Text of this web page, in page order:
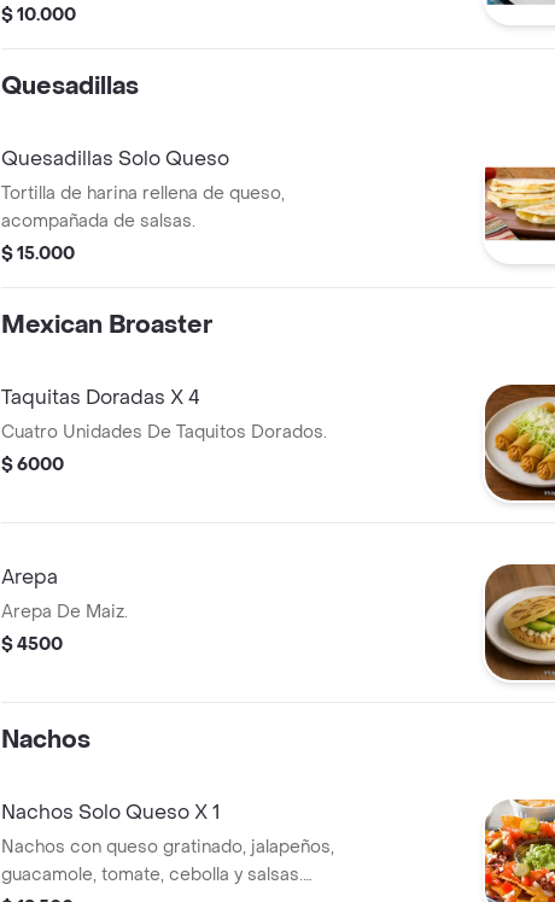
$ 10.000
Quesadillas
Quesadillas Solo Queso
Tortilla de harina rellena de queso,
acompañada de salsas.
$ 15.000
Mexican Broaster
Taquitas Doradas X 4
Cuatro Unidades De Taquitos Dorados.
$ 6000
Arepa
Arepa De Maiz.
$ 4500
Nachos
Nachos Solo Queso X 1
Nachos con queso gratinado, jalapeños,
guacamole, tomate, cebolla y salsas.